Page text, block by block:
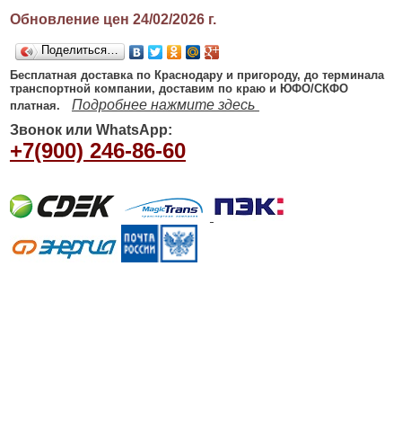
Обновление цен 24/02/2026г.
Поделиться…
Бесплатная доставка по Краснодару и пригороду, до терминала
транспортной компании, доставим по краю и ЮФО/СКФО
платная.
Подробнее нажмите здесь
Звонок или WhatsApp:
+7(900) 246-86-60